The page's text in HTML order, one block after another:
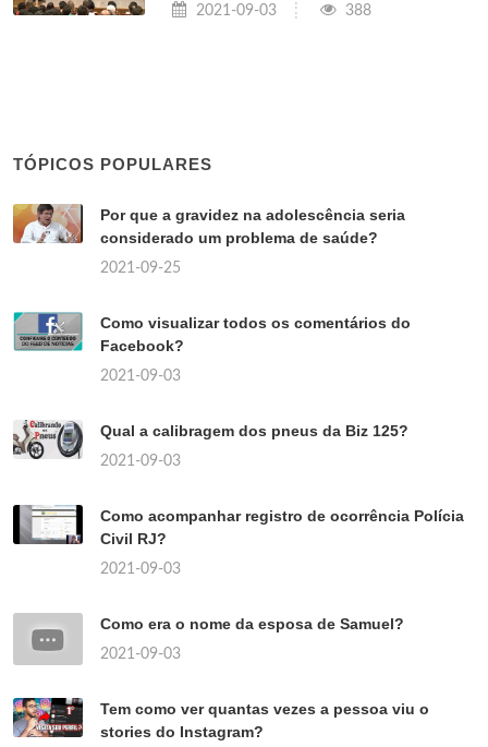
2021-09-03 388
TÓPICOS POPULARES
Por que a gravidez na adolescência seria
considerado um problema de saúde?
2021-09-25
Como visualizar todos os comentários do
Facebook?
2021-09-03
Qual a calibragem dos pneus da Biz 125?
2021-09-03
Como acompanhar registro de ocorrência Polícia
Civil RJ?
2021-09-03
Como era o nome da esposa de Samuel?
2021-09-03
Tem como ver quantas vezes a pessoa viu o
stories do Instagram?